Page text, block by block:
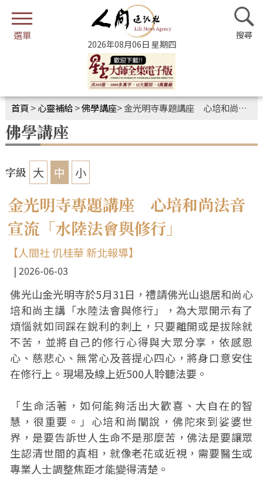
2026年08月06日 星期四
首頁 >心靈補給>佛學講座>金光明寺專題講座 心培和尚法音宣流「水陸法會與修行」
佛學講座
字級 大 中 小
金光明寺專題講座 心培和尚法音
宣流「水陸法會與修行」
【人間社 仉桂華 新北報導】
2026-06-03
佛光山金光明寺於5月31日，禮請佛光山退居和尚心
培和尚主講「水陸法會與修行」，為大眾開示有了
煩惱就如同踩在銳利的刺上，只要離開或是拔除就
不苦，並將自己的修行心得與大眾分享，依感恩
心、慈悲心、無常心及菩提心四心，將身口意安住
在修行上。現場及線上近500人聆聽法要。
「生命活著，如何能夠活出大歡喜、大自在的智
慧，很重要。」心培和尚闡說，佛陀來到娑婆世
界，是要告訴世人生命不是那麼苦，佛法是要讓眾
生認清世間的真相，就像老花或近視，需要醫生或
專業人士調整焦距才能變得清楚。